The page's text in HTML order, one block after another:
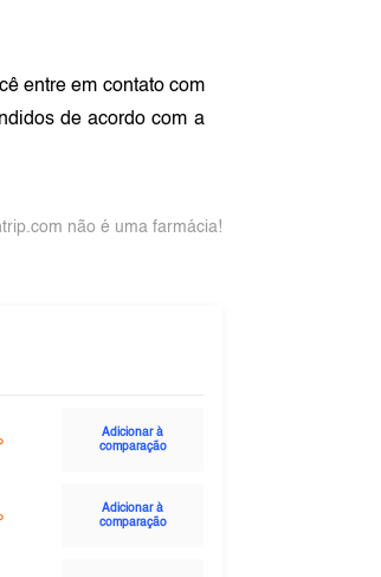
entre em contato com
de acordo com a
não é uma farmácia!
Adicionar à
comparação
Adicionar à
comparação